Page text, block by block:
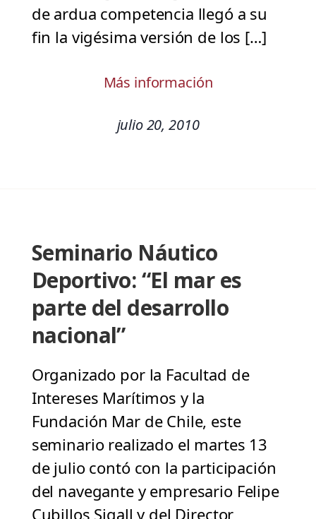
de ardua competencia llegó a su
fin la vigésima versión de los […]
Más información
julio 20, 2010
Seminario Náutico
Deportivo: “El mar es
parte del desarrollo
nacional”
Organizado por la Facultad de
Intereses Marítimos y la
Fundación Mar de Chile, este
seminario realizado el martes 13
de julio contó con la participación
del navegante y empresario Felipe
Cubillos Sigall y del Director